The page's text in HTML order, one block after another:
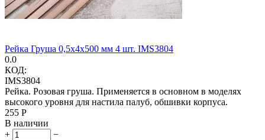
Рейка Груша 0,5х4х500 мм 4 шт. IMS3804
0.0
КОД:
IMS3804
Рейка. Розовая груша. Применяется в основном в моделях
высокого уровня для настила палуб, обшивки корпуса.
‍255‍ Р
В наличии
+
−